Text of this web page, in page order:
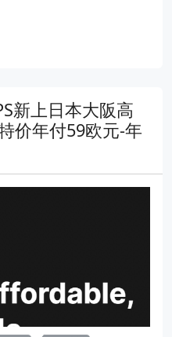
新上日本大阪高
价年付59欧元-年